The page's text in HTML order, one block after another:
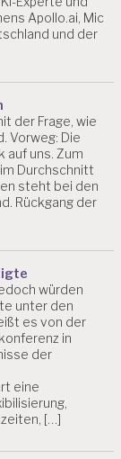
Apollo.ai, Mic
und der
der Frage, wie
Vorweg: Die
auf uns. Zum
Durchschnitt
steht bei den
Rückgang der
würden
unter den
es von der
in
der
eine
[…]